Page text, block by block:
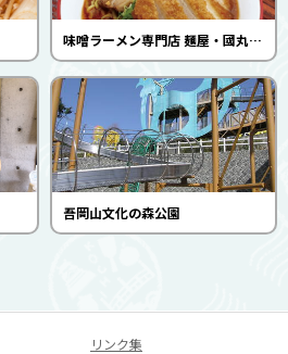
味噌ラーメン専門店 麺屋・國丸。南国店。
吾岡山文化の森公園
リンク集